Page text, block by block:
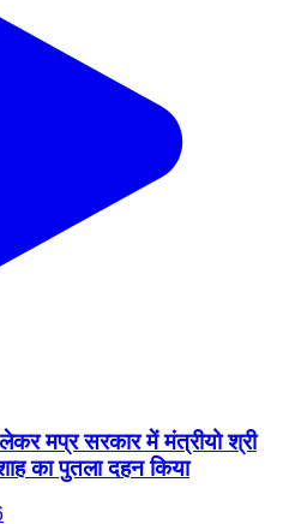
लेकर मप्र सरकार में मंत्रीयो श्री
का पुतला दहन किया